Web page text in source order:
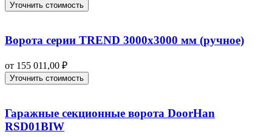
Уточнить стоимость
Ворота серии TREND 3000х3000 мм (ручное)
от 155 011,00 ₽
Уточнить стоимость
Гаражные секционные ворота DoorHan
RSD01BIW